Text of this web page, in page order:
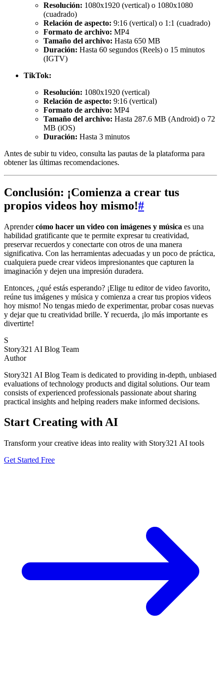
Resolución: 1080x1920 (vertical) o 1080x1080
(cuadrado)
Relación de aspecto: 9:16 (vertical) o 1:1 (cuadrado)
Formato de archivo: MP4
Tamaño del archivo: Hasta 650 MB
Duración: Hasta 60 segundos (Reels) o 15 minutos
(IGTV)
TikTok:
Resolución: 1080x1920 (vertical)
Relación de aspecto: 9:16 (vertical)
Formato de archivo: MP4
Tamaño del archivo: Hasta 287.6 MB (Android) o 72
MB (iOS)
Duración: Hasta 3 minutos
Antes de subir tu video, consulta las pautas de la plataforma para
obtener las últimas recomendaciones.
Conclusión: ¡Comienza a crear tus
propios videos hoy mismo!#
Aprendercómo hacer un video con imágenes y música es una
habilidad gratificante que te permite expresar tu creatividad,
preservar recuerdos y conectarte con otros de una manera
significativa. Con las herramientas adecuadas y un poco de práctica,
cualquiera puede crear videos impresionantes que capturen la
imaginación y dejen una impresión duradera.
Entonces, ¿qué estás esperando? ¡Elige tu editor de video favorito,
reúne tus imágenes y música y comienza a crear tus propios videos
hoy mismo! No tengas miedo de experimentar, probar cosas nuevas
y dejar que tu creatividad brille. Y recuerda, ¡lo más importante es
divertirte!
S
Story321 AI Blog Team
Author
Story321 AI Blog Team is dedicated to providing in-depth, unbiased
evaluations of technology products and digital solutions. Our team
consists of experienced professionals passionate about sharing
practical insights and helping readers make informed decisions.
Start Creating with AI
Transform your creative ideas into reality with Story321 AI tools
Get Started Free